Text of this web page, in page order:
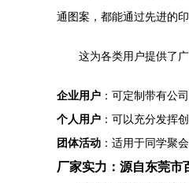
通图案，都能通过先进的
这为各类用户提供了
企业用户 ：可定制带有公
个人用户 ：可以充分发挥
团体活动 ：适用于同学聚
厂家实力：源自东莞市